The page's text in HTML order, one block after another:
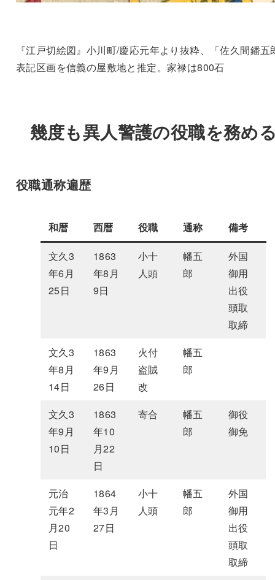
『江戸切絵図』小川町/慶応元年より抜粋、「佐久間鐇五
表記区画を信義の屋敷地と推定。家禄は800石
幾度も異人警護の役職を務め
役職通称遍歴
和暦 西暦 役職 通称 備考
文久3
年6月
25日
1863
年8月
9日
小十
人頭
幡五
郎
外国
御用
出役
頭取
取締
文久3
年8月
14日
1863
年9月
26日
火付
盗賊
改
幡五
郎
文久3
年9月
10日
1863
年10
月22
日
寄合
幡五
郎
御役
御免
元治
元年2
月20
日
1864
年3月
27日
小十
人頭
幡五
郎
外国
御用
出役
頭取
取締